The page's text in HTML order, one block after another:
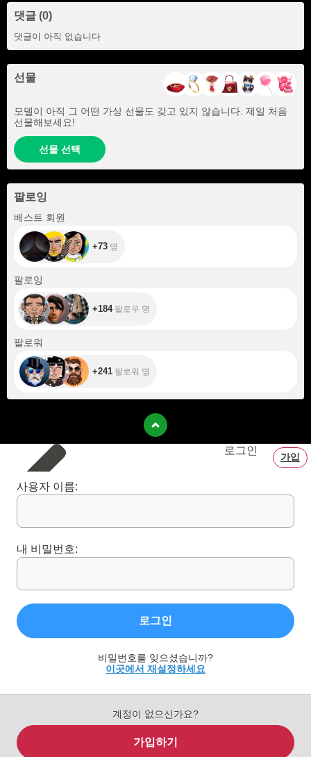
댓글 (0)
댓글이 아직 없습니다
선물
모델이 아직 그 어떤 가상 선물도 갖고 있지 않습니다. 제일 처음
선물해보세요!
선물 선택
팔로잉
베스트 회원
+73 명
팔로잉
+184팔로우 명
팔로워
+241 팔로워 명
로그인
가입
사용자 이름:
내 비밀번호:
로그인
비밀번호를 잊으셨습니까?
이곳에서 재설정하세요
계정이 없으신가요?
가입하기